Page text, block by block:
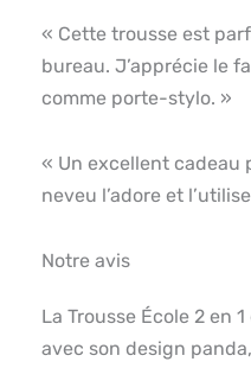
« Cette trousse est
bureau. J’apprécie le
comme porte-stylo. »
« Un excellent cadeau
neveu l’adore et
Notre avis
La Trousse École 2 en
avec son design